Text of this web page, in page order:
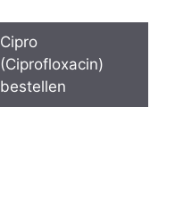
Cipro
(Ciprofloxacin)
bestellen